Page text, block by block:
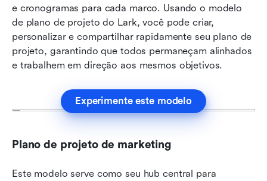
e cronogramas para cada marco. Usando o modelo
de plano de projeto do Lark, você pode criar,
personalizar e compartilhar rapidamente seu plano de
projeto, garantindo que todos permaneçam alinhados
e trabalhem em direção aos mesmos objetivos.
Experimente este modelo
Plano de projeto de marketing
Este modelo serve como seu hub central para